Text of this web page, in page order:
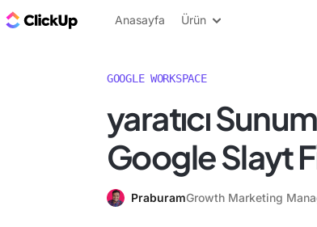
ClickUp Blog
Anasayfa Ürün
GOOGLE WORKSPACE
yaratıcı
Google Slayt
PraburamGrowth Marketing